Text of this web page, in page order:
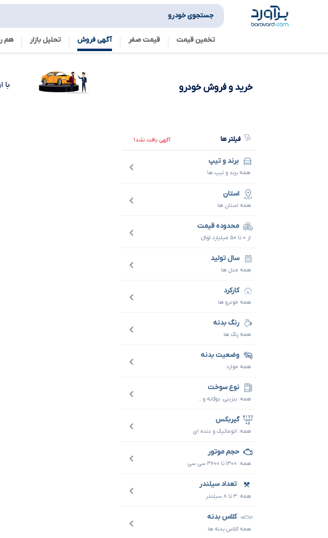
جستجوی خودرو
تخمین قیمت قیمت صفر آگهی فروش تحلیل بازار هم
خرید و فروش خودرو با
فیلتر ها آگهی یافت نشد!
برند و تیپ
همه برند و تیپ ها
استان
همه استان ها
محدوده قیمت
از ۰ تا ۵۰ میلیارد تومانءءء
سال تولید
همه مدل ها
کارکرد
همه خودرو ها
رنگ بدنه
همه رنگ ها
وضعیت بدنه
همه موارد
نوع سوخت
همه: بنزینی، دوگانه و...
گیربکس
همه: اتوماتیک و دنده ای
حجم موتور
همه: ۱۳۰۰ تا ۳۶۰۰ سی سی
تعداد سیلندر
همه: ۳ تا ۸ سیلندر
کلاس بدنه
همه کلاس بدنه ها